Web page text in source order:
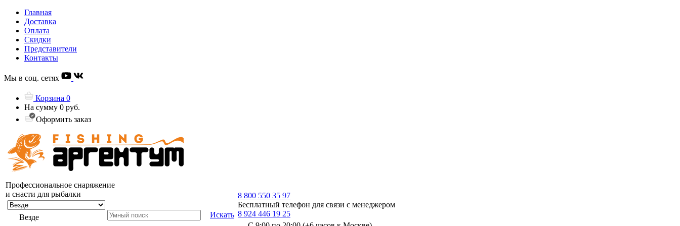
Главная
Доставка
Оплата
Скидки
Представители
Контакты
Мы в соц. сетях
Корзина 0
На сумму 0 руб.
Оформить заказ
Профессиональное снаряжение
и снасти для рыбалки
Везде Искать
8 800 550 35 97
Бесплатный телефон для связи с менеджером
8 924 446 19 25